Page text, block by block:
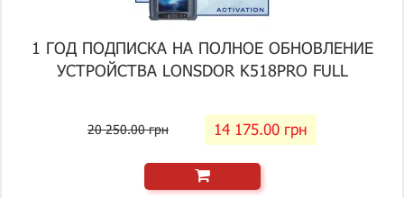
1 ГОД ПОДПИСКА НА ПОЛНОЕ ОБНОВЛЕНИЕ
УСТРОЙСТВА LONSDOR K518PRO FULL
20 250.00 грн 14 175.00 грн